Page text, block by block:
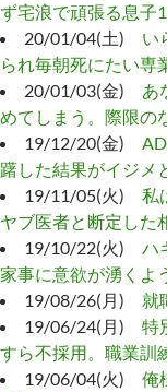
ず宅浪で頑張る息子
20/01/04(土) い
られ毎朝死にたい専
20/01/03(金) あ
めてしまう。際限の
19/12/20(金)
躇した結果がイジメ
19/11/05(火) 私
ヤブ医者と断定した
19/10/22(火) ハ
家事に意欲が湧くよ
19/08/26(月) 就
19/06/24(月) 特
すら不採用。職業訓
19/06/04(火) 俺